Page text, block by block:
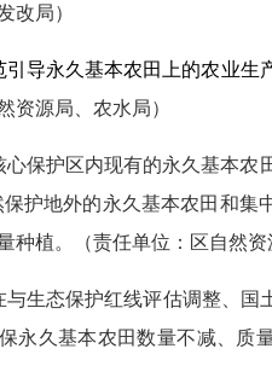
改局）
导永久基本农田上的农业生
资源局、农水局）
保护区内现有的永久基本农
护地外的永久基本农田和集
植。（责任单位：区自然资
生态保护红线评估调整、国
久基本农田数量不减、质